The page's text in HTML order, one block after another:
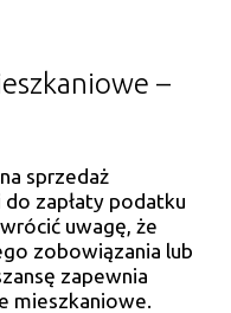
–
sprzedaż
zapłaty podatku
uwagę, że
zobowiązania lub
zapewnia
mieszkaniowe.